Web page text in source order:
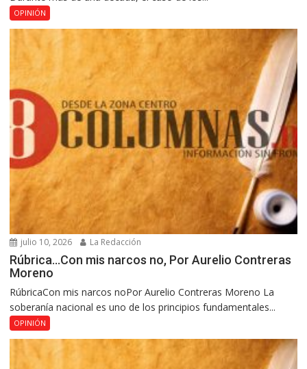
OPINIÓN
julio 10, 2026 La Redacción
Rúbrica…Con mis narcos no, Por Aurelio Contreras
Moreno
RúbricaCon mis narcos noPor Aurelio Contreras Moreno La
soberanía nacional es uno de los principios fundamentales...
OPINIÓN